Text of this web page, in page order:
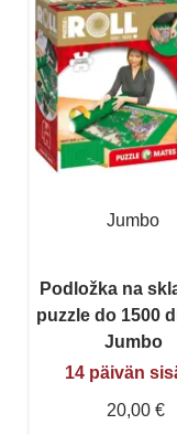
Jumbo
Podložka na
puzzle do 1500
Jumbo
14 päivän
20,00 €